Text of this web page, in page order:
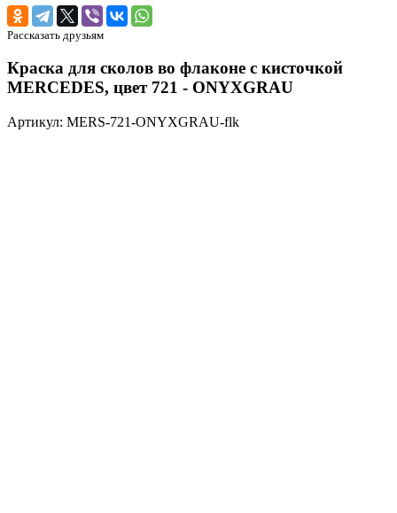
Рассказать друзьям
Краска для сколов во флаконе с кисточкой
MERCEDES, цвет 721 - ONYXGRAU
Артикул: MERS-721-ONYXGRAU-flk